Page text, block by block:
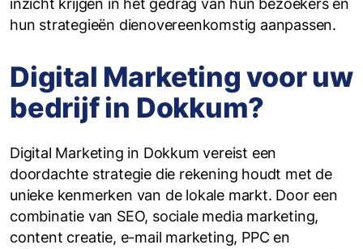
inzicht krijgen in het gedrag van hun bezoekers en
hun strategieën dienovereenkomstig aanpassen.
Digital Marketing voor uw
bedrijf in Dokkum?
Digital Marketing in Dokkum vereist een
doordachte strategie die rekening houdt met de
unieke kenmerken van de lokale markt. Door een
combinatie van SEO, sociale media marketing,
content creatie, e-mail marketing, PPC en